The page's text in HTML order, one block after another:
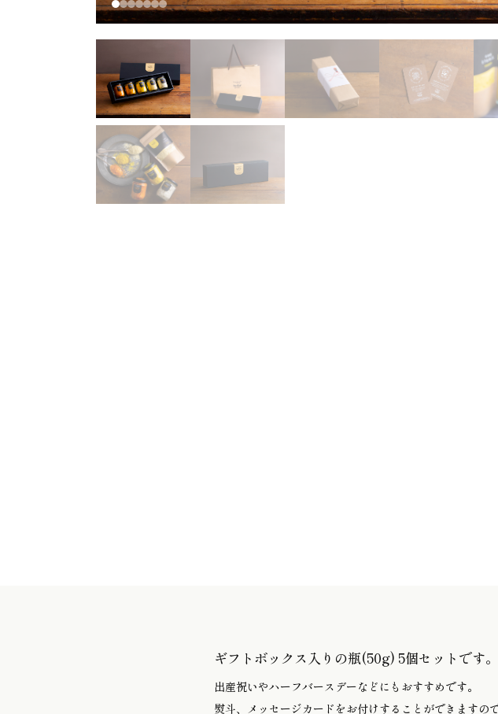
ギフトボックス入りの瓶(50g) 5個セットです。
出産祝いやハーフバースデーなどにもおすすめです。
熨斗、メッセージカードをお付けすることができますの